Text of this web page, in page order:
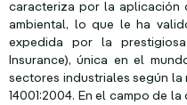
caracteriza por la aplicación
ambiental, lo que le ha
expedida por la
Insurance), única en el
sectores industriales según la
14001:2004. En el campo de